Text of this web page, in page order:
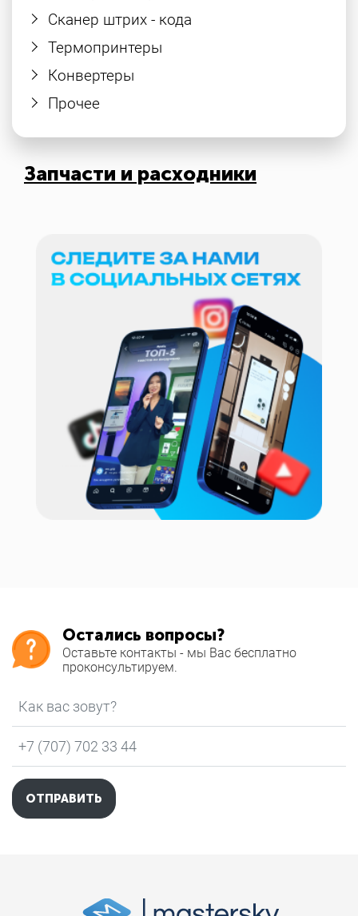
Сканер штрих - кода
Термопринтеры
Конвертеры
Прочее
Запчасти и расходники
Остались вопросы?
Оставьте контакты - мы Вас бесплатно
проконсультируем.